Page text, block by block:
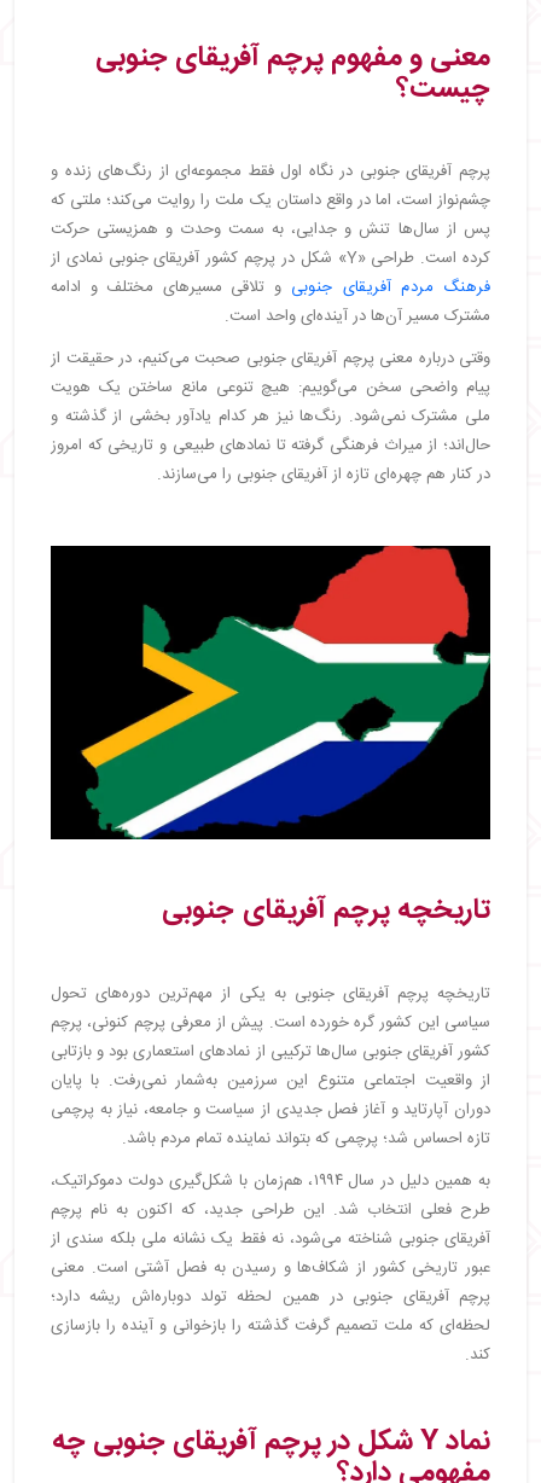
معنی و مفهوم پرچم آفریقای جنوبی
چیست؟
پرچم آفریقای جنوبی در نگاه اول فقط مجموعه‌ای از رنگ‌های زنده و
چشم‌نواز است، اما در واقع داستان یک ملت را روایت می‌کند؛ ملتی که
پس از سال‌ها تنش و جدایی، به سمت وحدت و همزیستی حرکت
کرده است. طراحی «Y» شکل در پرچم کشور آفریقای جنوبی نمادی از
فرهنگ مردم آفریقای جنوبی و تلاقی مسیرهای مختلف و ادامه
مشترک مسیر آن‌ها در آینده‌ای واحد است.
وقتی درباره معنی پرچم آفریقای جنوبی صحبت می‌کنیم، در حقیقت از
پیام واضحی سخن می‌گوییم: هیچ تنوعی مانع ساختن یک هویت
ملی مشترک نمی‌شود. رنگ‌ها نیز هر کدام یادآور بخشی از گذشته و
حال‌اند؛ از میراث فرهنگی گرفته تا نمادهای طبیعی و تاریخی که امروز
در کنار هم چهره‌ای تازه از آفریقای جنوبی را می‌سازند.
تاریخچه پرچم آفریقای جنوبی
تاریخچه پرچم آفریقای جنوبی به یکی از مهم‌ترین دوره‌های تحول
سیاسی این کشور گره خورده است. پیش از معرفی پرچم کنونی، پرچم
کشور آفریقای جنوبی سال‌ها ترکیبی از نمادهای استعماری بود و بازتابی
از واقعیت اجتماعی متنوع این سرزمین به‌شمار نمی‌رفت. با پایان
دوران آپارتاید و آغاز فصل جدیدی از سیاست و جامعه، نیاز به پرچمی
تازه احساس شد؛ پرچمی که بتواند نماینده تمام مردم باشد.
به همین دلیل در سال ۱۹۹۴، هم‌زمان با شکل‌گیری دولت دموکراتیک،
طرح فعلی انتخاب شد. این طراحی جدید، که اکنون به نام پرچم
آفریقای جنوبی شناخته می‌شود، نه فقط یک نشانه ملی بلکه سندی از
عبور تاریخی کشور از شکاف‌ها و رسیدن به فصل آشتی است. معنی
پرچم آفریقای جنوبی در همین لحظه تولد دوباره‌اش ریشه دارد؛
لحظه‌ای که ملت تصمیم گرفت گذشته را بازخوانی و آینده را بازسازی
کند.
نماد Y شکل در پرچم آفریقای جنوبی چه
مفهومی دارد؟